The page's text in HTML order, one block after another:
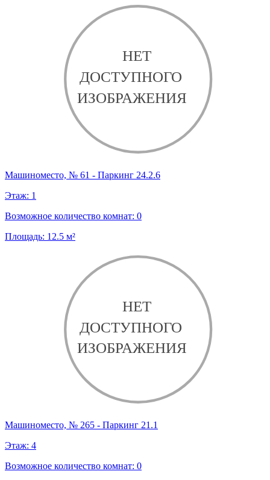
Машиноместо, № 61 - Паркинг 24.2.6
Этаж: 1
Возможное количество комнат: 0
Площадь: 12.5 м²
Машиноместо, № 265 - Паркинг 21.1
Этаж: 4
Возможное количество комнат: 0